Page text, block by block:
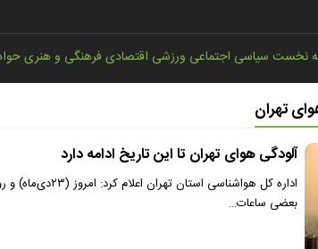
نخستسیاسی اجتماعی ورزشی اقتصادیفرهنگی و هنری
تهران
آلودگی هوای تهران تا این تاریخ ادامه دارد
بعضی ساعات…